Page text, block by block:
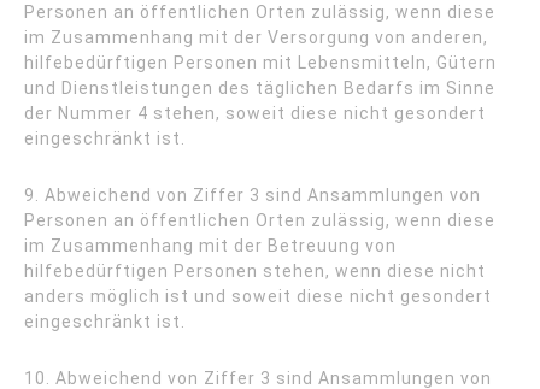
Personen an öffentlichen Orten zulässig, wenn diese
im Zusammenhang mit der Versorgung von anderen,
hilfebedürftigen Personen mit Lebensmitteln, Gütern
und Dienstleistungen des täglichen Bedarfs im Sinne
der Nummer 4 stehen, soweit diese nicht gesondert
eingeschränkt ist.
9. Abweichend von Ziffer 3 sind Ansammlungen von
Personen an öffentlichen Orten zulässig, wenn diese
im Zusammenhang mit der Betreuung von
hilfebedürftigen Personen stehen, wenn diese nicht
anders möglich ist und soweit diese nicht gesondert
eingeschränkt ist.
10. Abweichend von Ziffer 3 sind Ansammlungen von